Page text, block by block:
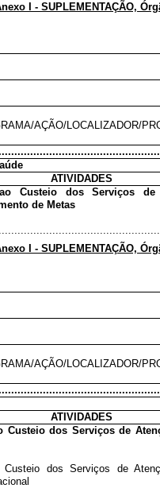
I - SUPLEMENTAÇÃO,
AÇÃO/LOCALIZADOR/
ATIVIDADES
ao Custeio dos Serviços
de Metas
I - SUPLEMENTAÇÃO,
AÇÃO/LOCALIZADOR/
ATIVIDADES
Custeio dos Serviços de
Custeio dos Serviços de